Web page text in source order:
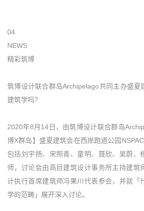
04
NEWS
精彩筑博
筑博设计联合群岛Archipelago共同主办盛夏
建筑学吗？
2020年8月14日，由筑博设计联合群岛
博X群岛】盛夏建筑会在西岸跑道公园
包括刘宇扬、宋照青、童明、聂欣、吴蔚、
师，讨论会由高目建筑设计事务所主持建筑
计执行首席建筑师冯果川代表参会，并就「
学的范畴」展开深入讨论。